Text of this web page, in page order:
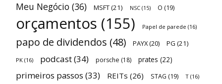
Meu Negócio (36) MSFT(21) NSC (15) O (19)
orçamentos (155) Papel de parede (16)
papo de dividendos (48) PAYX(20) PG (21)
PK (16) podcast(34) porsche (18) prates (22)
primeiros passos (33) REITs (26) STAG (19) T (16)